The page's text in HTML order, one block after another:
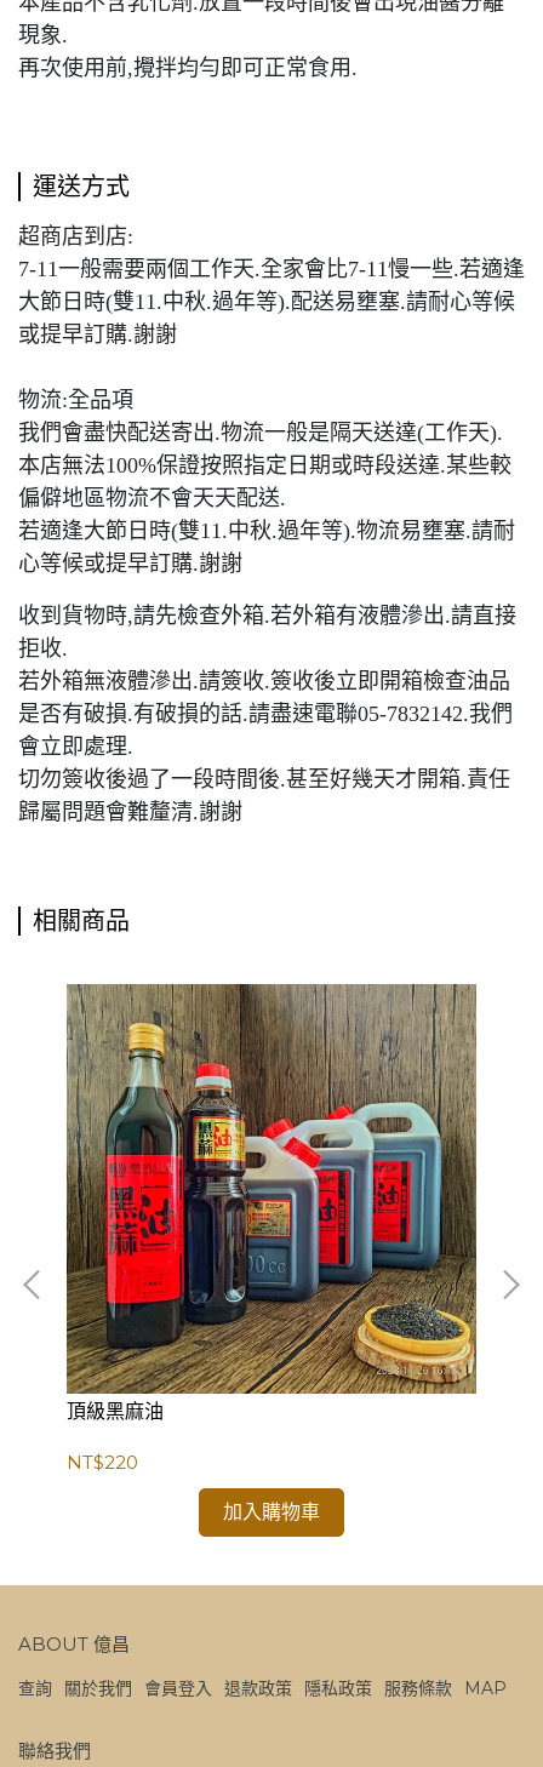
現象.
再次使用前,攪拌均勻即可正常食用.
運送方式
超商店到店:
7-11一般需要兩個工作天.全家會比7-11慢一些.若適逢
大節日時(雙11.中秋.過年等).配送易壅塞.請耐心等候
或提早訂購.謝謝
物流:全品項
我們會盡快配送寄出.物流一般是隔天送達(工作天).
本店無法100%保證按照指定日期或時段送達.某些較
偏僻地區物流不會天天配送.
若適逢大節日時(雙11.中秋.過年等).物流易壅塞.請耐
心等候或提早訂購.謝謝
收到貨物時,請先檢查外箱.若外箱有液體滲出.請直接
拒收.
若外箱無液體滲出.請簽收.簽收後立即開箱檢查油品
是否有破損.有破損的話.請盡速電聯05-7832142.我們
會立即處理.
切勿簽收後過了一段時間後.甚至好幾天才開箱.責任
歸屬問題會難釐清.謝謝
相關商品
頂級黑麻油
NT$220
加入購物車
ABOUT 億昌
查詢 關於我們 會員登入 退款政策 隱私政策 服務條款 MAP
聯絡我們